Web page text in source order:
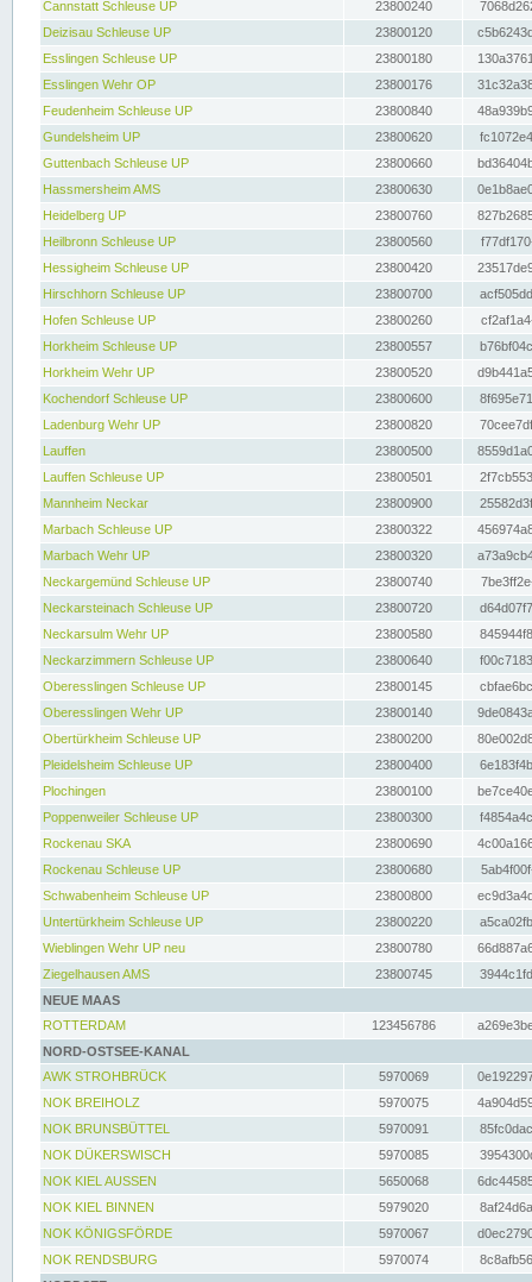
Cannstatt Schleuse UP
23800240
Deizisau Schleuse UP
23800120
Esslingen Schleuse UP
23800180
Esslingen Wehr OP
23800176
Feudenheim Schleuse UP
23800840
Gundelsheim UP
23800620
Guttenbach Schleuse UP
23800660
Hassmersheim AMS
23800630
Heidelberg UP
23800760
Heilbronn Schleuse UP
23800560
Hessigheim Schleuse UP
23800420
Hirschhorn Schleuse UP
23800700
Hofen Schleuse UP
23800260
Horkheim Schleuse UP
23800557
Horkheim Wehr UP
23800520
Kochendorf Schleuse UP
23800600
Ladenburg Wehr UP
23800820
Lauffen
23800500
Lauffen Schleuse UP
23800501
Mannheim Neckar
23800900
Marbach Schleuse UP
23800322
Marbach Wehr UP
23800320
Neckargemünd Schleuse UP
23800740
Neckarsteinach Schleuse UP
23800720
Neckarsulm Wehr UP
23800580
Neckarzimmern Schleuse UP
23800640
Oberesslingen Schleuse UP
23800145
Oberesslingen Wehr UP
23800140
Obertürkheim Schleuse UP
23800200
Pleidelsheim Schleuse UP
23800400
Plochingen
23800100
Poppenweiler Schleuse UP
23800300
Rockenau SKA
23800690
Rockenau Schleuse UP
23800680
Schwabenheim Schleuse UP
23800800
Untertürkheim Schleuse UP
23800220
Wieblingen Wehr UP neu
23800780
Ziegelhausen AMS
23800745
NEUE MAAS
ROTTERDAM
123456786
NORD-OSTSEE-KANAL
AWK STROHBRÜCK
5970069
NOK BREIHOLZ
5970075
NOK BRUNSBÜTTEL
5970091
NOK DÜKERSWISCH
5970085
NOK KIEL AUSSEN
5650068
NOK KIEL BINNEN
5979020
NOK KÖNIGSFÖRDE
5970067
NOK RENDSBURG
5970074